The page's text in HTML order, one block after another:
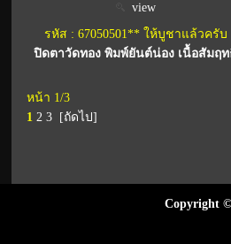
view
รหัส : 67050501** ให้บูชาแล้วครับ
ปิดตาวัดทอง พิมพ์ยันต์น่อง เนื้อสัมฤ
หน้า 1/3
1 2 3 [ถัดไป]
Copyright ©